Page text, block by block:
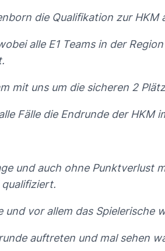
die Qualifikation zur HKM
alle E1 Teams in der
mit uns um die sicheren 2
Fälle die Endrunde der HKM
und auch ohne Punktverlust
vor allem das Spielerische
auftreten und mal sehen